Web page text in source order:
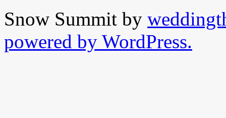
Snow Summit by
powered by WordPress.